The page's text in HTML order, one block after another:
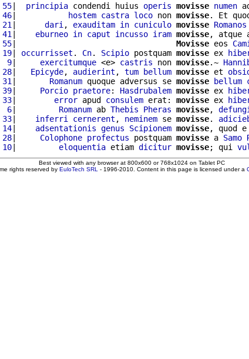
55
| principia condendi huius operis movisse numen
46
| hostem castra loco non movisse. Et
| dari , exauditam in cuniculo movisse Romanos
| eburneo in caput incusso iram movisse, atque
55
| Movisse eos
19
| occurrisset . Cn. Scipio postquam movisse ex
9
| exercitumque <e> castris non movisse.~
28
| Epicyde, audierint , tum bellum movisse et
| Romanum quoque adversus se movisse bellum
39
| Porcio praetore: Hasdrubalem movisse ex
33
| error apud consulem erat: movisse ex
6| Romanum ab Thebis Pheras movisse, defungi
33
| inferri cernerent , neminem se movisse.
14
| adsentationis genus Scipionem movisse, quod e
| Colophone profectus postquam movisse a Samo
| eloquentia etiam dicitur movisse; qui
Best viewed with any browser at 800x600 or 768x1024 on Tablet PC
rights reserved by EuloTech SRL - 1996-2010. Content in this page is licensed under a